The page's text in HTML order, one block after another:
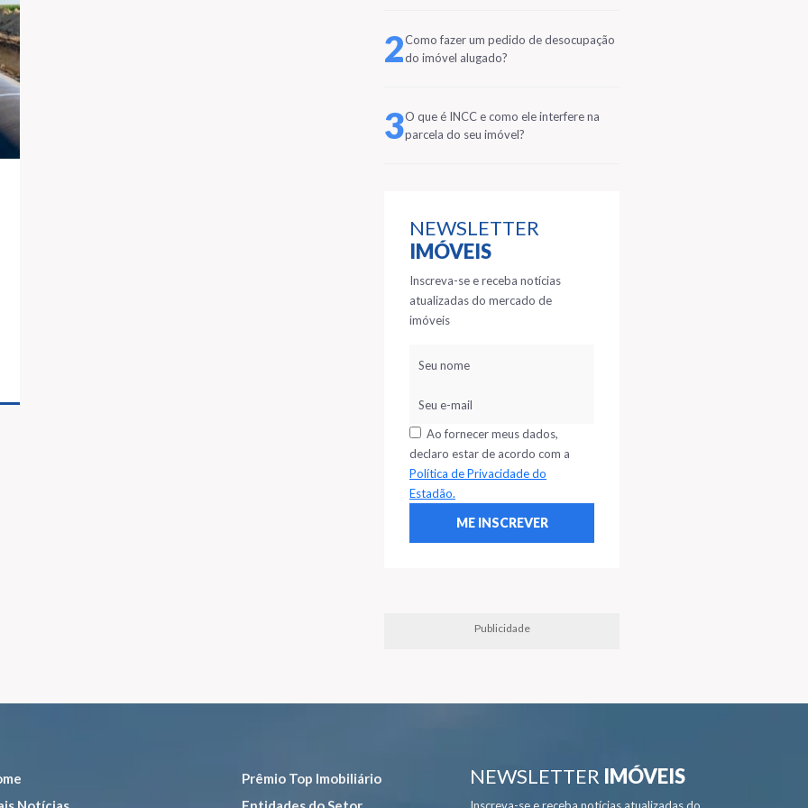
2Como fazer um pedido de desocupação
do imóvel alugado?
3O que é INCC e como ele interfere na
parcela do seu imóvel?
NEWSLETTER
IMÓVEIS
Inscreva-se e receba notícias
atualizadas do mercado de
imóveis
Ao fornecer meus dados,
declaro estar de acordo com a
Política de Privacidade do
Estadão.
Publicidade
Prêmio Top Imobiliário
NEWSLETTER IMÓVEIS